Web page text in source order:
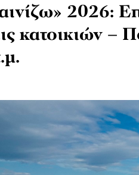
2026:
κατοικιών –